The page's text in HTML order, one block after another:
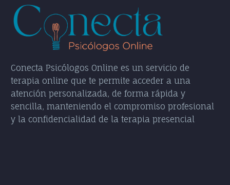
Conecta Psicólogos Online es un servicio de
terapia online que te permite acceder a una
atención personalizada, de forma rápida y
sencilla, manteniendo el compromiso profesional
y la confidencialidad de la terapia presencial